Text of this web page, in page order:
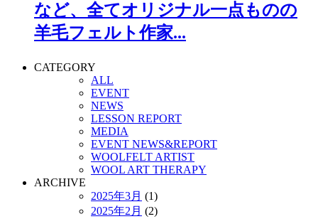
など、全てオリジナル一点ものの
羊毛フェルト作家...
CATEGORY
ALL
EVENT
NEWS
LESSON REPORT
MEDIA
EVENT NEWS&REPORT
WOOLFELT ARTIST
WOOL ART THERAPY
ARCHIVE
2025年3月 (1)
2025年2月 (2)